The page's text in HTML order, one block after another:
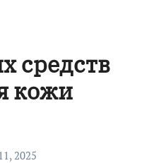
средств
кожи
2025